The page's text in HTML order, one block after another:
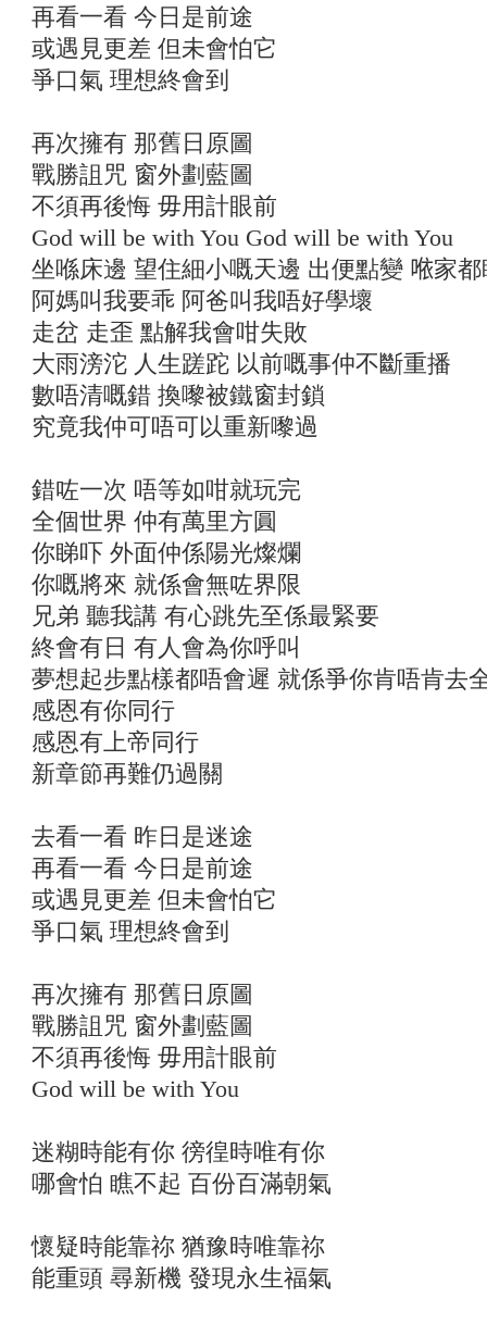
再看一看 今日是前途
或遇見更差 但未會怕它
爭口氣 理想終會到
再次擁有 那舊日原圖
戰勝詛咒 窗外劃藍圖
不須再後悔 毋用計眼前
God will be with You God will be with You
坐喺床邊 望住細小嘅天邊 出便點變 𠵱家
阿媽叫我要乖 阿爸叫我唔好學壞
走岔 走歪 點解我會咁失敗
大雨滂沱 人生蹉跎 以前嘅事仲不斷重播
數唔清嘅錯 換嚟被鐵窗封鎖
究竟我仲可唔可以重新嚟過
錯咗一次 唔等如咁就玩完
全個世界 仲有萬里方圓
你睇吓 外面仲係陽光燦爛
你嘅將來 就係會無咗界限
兄弟 聽我講 有心跳先至係最緊要
終會有日 有人會為你呼叫
夢想起步點樣都唔會遲 就係爭你肯唔肯去
感恩有你同行
感恩有上帝同行
新章節再難仍過關
去看一看 昨日是迷途
再看一看 今日是前途
或遇見更差 但未會怕它
爭口氣 理想終會到
再次擁有 那舊日原圖
戰勝詛咒 窗外劃藍圖
不須再後悔 毋用計眼前
God will be with You
迷糊時能有你 徬徨時唯有你
哪會怕 瞧不起 百份百滿朝氣
懷疑時能靠祢 猶豫時唯靠祢
能重頭 尋新機 發現永生福氣